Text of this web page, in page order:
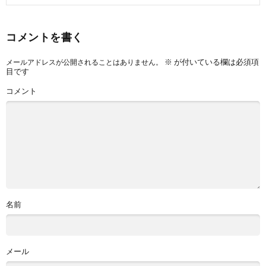
コメントを書く
メールアドレスが公開されることはありません。 ※ が付いている欄は必須項
目です
コメント
名前
メール